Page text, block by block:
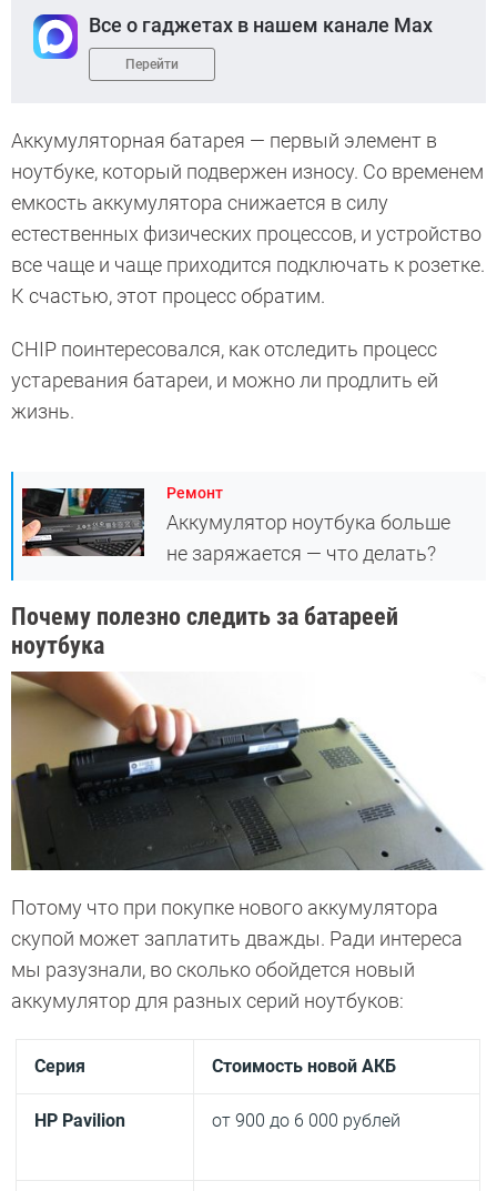
Все о гаджетах в нашем канале Max
Перейти
Аккумуляторная батарея — первый элемент в
ноутбуке, который подвержен износу. Со временем
емкость аккумулятора снижается в силу
естественных физических процессов, и устройство
все чаще и чаще приходится подключать к розетке.
К счастью, этот процесс обратим.
CHIP поинтересовался, как отследить процесс
устаревания батареи, и можно ли продлить ей
жизнь.
Ремонт
Аккумулятор ноутбука больше
не заряжается — что делать?
Почему полезно следить за батареей
ноутбука
Потому что при покупке нового аккумулятора
скупой может заплатить дважды. Ради интереса
мы разузнали, во сколько обойдется новый
аккумулятор для разных серий ноутбуков:
Серия Стоимость новой АКБ
HP Pavilion от 900 до 6 000 рублей